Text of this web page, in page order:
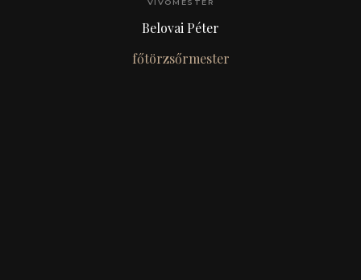
VÍVÓMESTER
Belovai Péter
főtörzsőrmester